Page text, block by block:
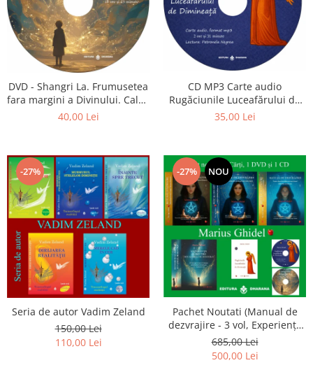
DVD - Shangri La. Frumusetea
fara margini a Divinului. Calea
catre fericire
40,00 Lei
CD MP3 Carte audio
Rugăciunile Luceafărului de
dimineață
35,00 Lei
-27%
Seria de autor Vadim Zeland
150,00 Lei
110,00 Lei
-27% NOU
Pachet Noutati (Manual de
dezvrajire - 3 vol, Experiențe
și amintiri, Rugăciunile
Luceafarului de dimineata) -
Marius Ghidel
685,00 Lei
500,00 Lei